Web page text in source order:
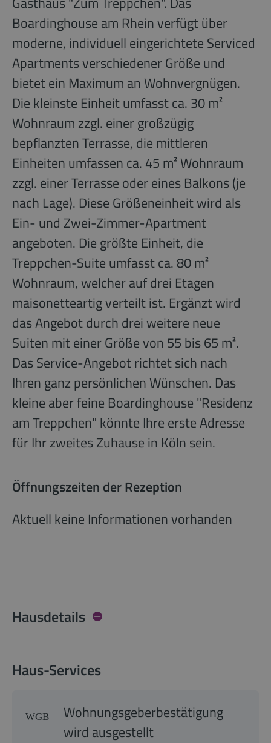
Boardinghouse am Rhein verfügt über
moderne, individuell eingerichtete Serviced
Apartments verschiedener Größe und
bietet ein Maximum an Wohnvergnügen.
Die kleinste Einheit umfasst ca. 30 m²
Wohnraum zzgl. einer großzügig
bepflanzten Terrasse, die mittleren
Einheiten umfassen ca. 45 m² Wohnraum
zzgl. einer Terrasse oder eines Balkons (je
nach Lage). Diese Größeneinheit wird als
Ein- und Zwei-Zimmer-Apartment
angeboten. Die größte Einheit, die
Treppchen-Suite umfasst ca. 80 m²
Wohnraum, welcher auf drei Etagen
maisonetteartig verteilt ist. Ergänzt wird
das Angebot durch drei weitere neue
Suiten mit einer Größe von 55 bis 65 m².
Das Service-Angebot richtet sich nach
Ihren ganz persönlichen Wünschen. Das
kleine aber feine Boardinghouse "Residenz
am Treppchen" könnte Ihre erste Adresse
für Ihr zweites Zuhause in Köln sein.
Öffnungszeiten der Rezeption
Aktuell keine Informationen vorhanden
Hausdetails
Haus-Services
Wohnungsgeberbestätigung
wird ausgestellt